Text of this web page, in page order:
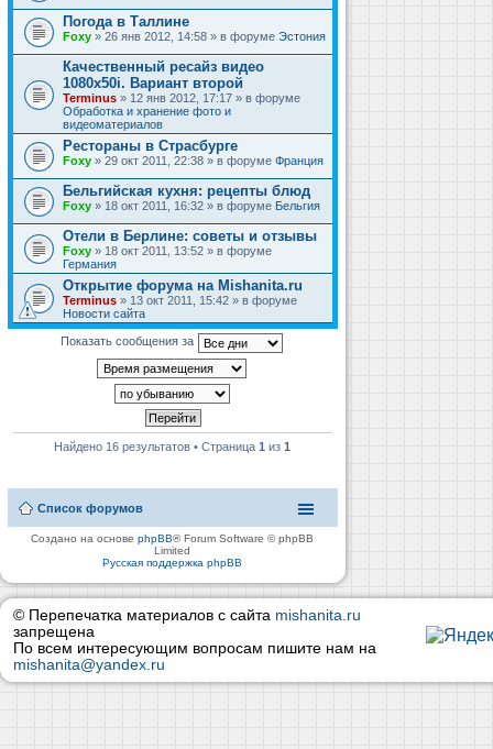
Погода в Таллине
Foxy » 26 янв 2012, 14:58 » в форуме Эстония
Качественный ресайз видео
1080x50i. Вариант второй
Terminus » 12 янв 2012, 17:17 » в форуме
Обработка и хранение фото и
видеоматериалов
Рестораны в Страсбурге
Foxy » 29 окт 2011, 22:38 » в форуме Франция
Бельгийская кухня: рецепты блюд
Foxy » 18 окт 2011, 16:32 » в форуме Бельгия
Отели в Берлине: советы и отзывы
Foxy » 18 окт 2011, 13:52 » в форуме
Германия
Открытие форума на Mishanita.ru
Terminus » 13 окт 2011, 15:42 » в форуме
Новости сайта
Показать сообщения за
Найдено 16 результатов • Страница1 из1
Список форумов
Создано на основеphpBB® Forum Software © phpBB
Limited
Русская поддержка phpBB
© Перепечатка материалов с сайта mishanita.ru
запрещена
По всем интересующим вопросам пишите нам на
mishanita@yandex.ru